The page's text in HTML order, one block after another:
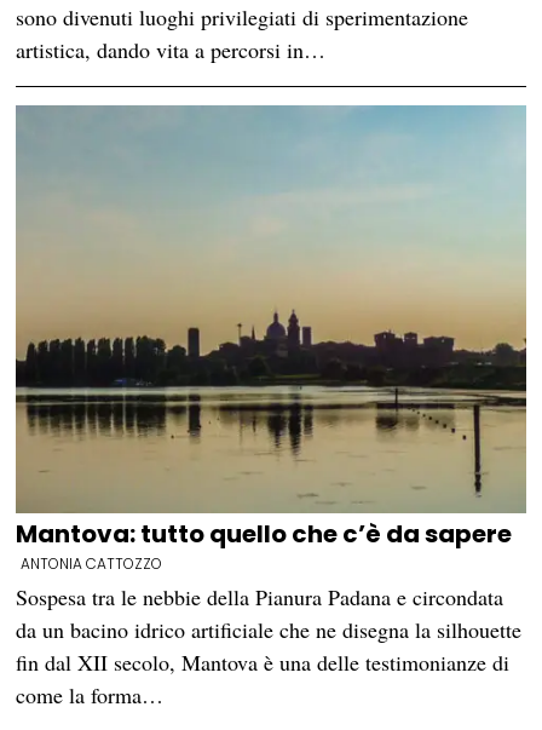
sono divenuti luoghi privilegiati di sperimentazione
artistica, dando vita a percorsi in…
Mantova: tutto quello che c’è da sapere
ANTONIA CATTOZZO
Sospesa tra le nebbie della Pianura Padana e circondata
da un bacino idrico artificiale che ne disegna la silhouette
fin dal XII secolo, Mantova è una delle testimonianze di
come la forma…